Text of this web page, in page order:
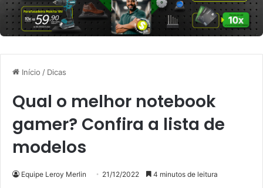
Início / Dicas
Qual o melhor notebook
gamer? Confira a lista de
modelos
Equipe Leroy Merlin 21/12/2022 4 minutos de leitura